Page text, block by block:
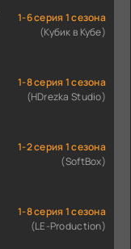
1-6 серия 1 сезона
(Кубик в Кубе)
1-8 серия 1 сезона
(HDrezka Studio)
1-2 серия 1 сезона
(SoftBox)
1-8 серия 1 сезона
(LE-Production)